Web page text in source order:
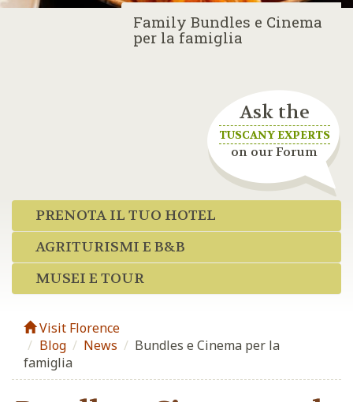
Family Bundles e Cinema
per la famiglia
Ask the
TUSCANY EXPERTS
on our Forum
PRENOTA IL TUO HOTEL
AGRITURISMI E B&B
MUSEI E TOUR
Visit Florence
Blog / News / Bundles e Cinema per la
famiglia